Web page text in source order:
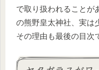
で取り扱われることが
の熊野皇太神社、実は
その理由も最後の目次